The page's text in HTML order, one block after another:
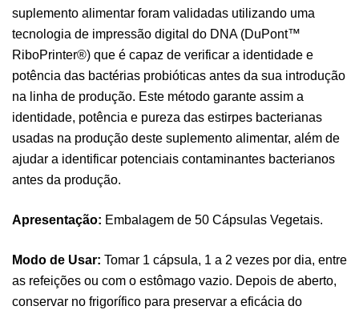
suplemento alimentar foram validadas utilizando uma
tecnologia de impressão digital do DNA (DuPont™
RiboPrinter®) que é capaz de verificar a identidade e
potência das bactérias probióticas antes da sua introdução
na linha de produção. Este método garante assim a
identidade, potência e pureza das estirpes bacterianas
usadas na produção deste suplemento alimentar, além de
ajudar a identificar potenciais contaminantes bacterianos
antes da produção.
Apresentação: Embalagem de 50 Cápsulas Vegetais.
Modo de Usar: Tomar 1 cápsula, 1 a 2 vezes por dia, entre
as refeições ou com o estômago vazio. Depois de aberto,
conservar no frigorífico para preservar a eficácia do